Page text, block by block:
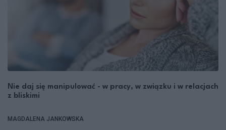
Nie daj się manipulować - w pracy, w związku i w relacjach
z bliskimi
MAGDALENA JANKOWSKA